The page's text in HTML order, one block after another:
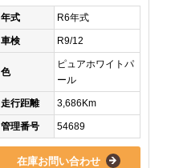
年式 R6年式
車検 R9/12
色
ピュアホワイトパ
ール
走行距離 3,686Km
管理番号 54689
在庫お問い合わせ